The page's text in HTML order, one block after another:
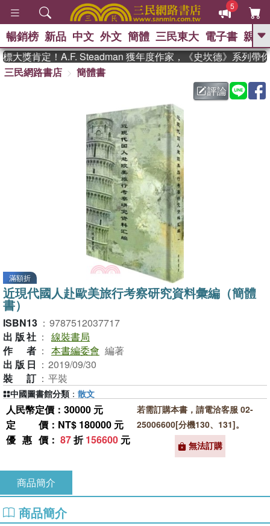
5
GO
父親節 、 如果歷
暑期推薦 、 國際布克
獎 臺灣漫遊錄 、
登輝時代 、 數學女孩：黎曼猜想
偉大的迷走神經
暢銷榜 新品 中文 外文 簡體 三民東大 電子書 親子
獎肯定！A.F. Steadman 獲年度作家，《史坎德》系列帶你
三民網路書店
簡體書
評論
滿額折
近現代國人赴歐美旅行考察研究資料彙編（簡體
書）
ISBN13 ： 9787512037717
出版社 ： 線裝書局
作者 ： 本書編委會 編著
出版日 ： 2019/09/30
裝訂 ： 平裝
人民幣定價：30000 元
定價 ：NT$ 180000 元
優惠價 ： 87折156600 元
若需訂購本書，請電洽客服 02-
25006600[分機130、131]。
無法訂購
中國圖書館分類 ： 散文
商品簡介
商品簡介